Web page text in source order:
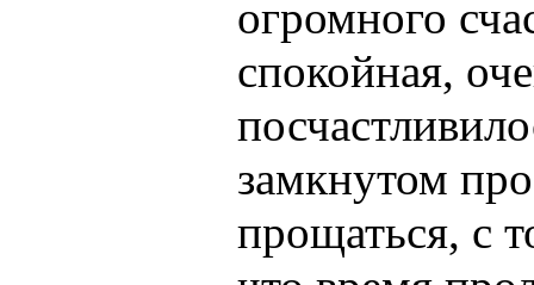
огромного
спокойная,
замкнутом
прощаться, с